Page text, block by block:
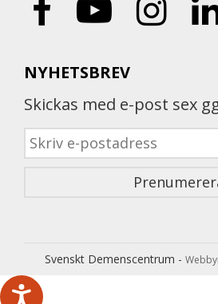
NYHETSBREV
Skickas med e-post sex
Svenskt Demenscentrum -